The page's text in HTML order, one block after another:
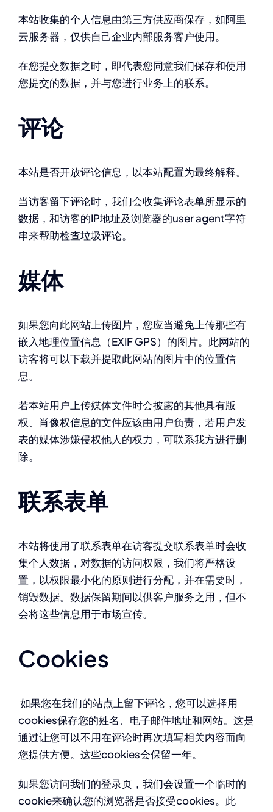
本站收集的个人信息由第三方供应商保存，如阿里
云服务器，仅供自己企业内部服务客户使用。
在您提交数据之时，即代表您同意我们保存和使用
您提交的数据，并与您进行业务上的联系。
评论
本站是否开放评论信息，以本站配置为最终解释。
当访客留下评论时，我们会收集评论表单所显示的
数据，和访客的IP地址及浏览器的user agent字符
串来帮助检查垃圾评论。
媒体
如果您向此网站上传图片，您应当避免上传那些有
嵌入地理位置信息（EXIF GPS）的图片。此网站的
访客将可以下载并提取此网站的图片中的位置信
息。
若本站用户上传媒体文件时会披露的其他具有版
权、肖像权信息的文件应该由用户负责，若用户发
表的媒体涉嫌侵权他人的权力，可联系我方进行删
除。
联系表单
本站将使用了联系表单在访客提交联系表单时会收
集个人数据，对数据的访问权限，我们将严格设
置，以权限最小化的原则进行分配，并在需要时，
销毁数据。数据保留期间以供客户服务之用，但不
会将这些信息用于市场宣传。
Cookies
如果您在我们的站点上留下评论，您可以选择用
cookies保存您的姓名、电子邮件地址和网站。这是
通过让您可以不用在评论时再次填写相关内容而向
您提供方便。这些cookies会保留一年。
如果您访问我们的登录页，我们会设置一个临时的
cookie来确认您的浏览器是否接受cookies。此